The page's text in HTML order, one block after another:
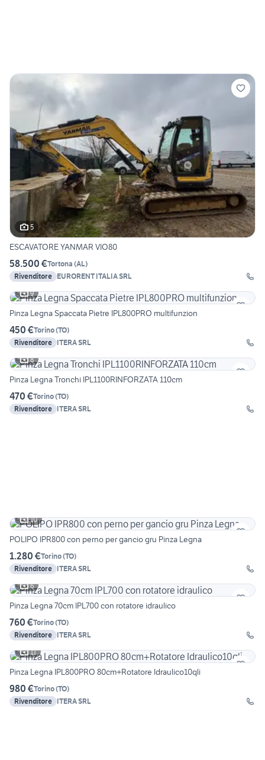
5
ESCAVATORE YANMAR VIO80
58.500 €Tortona (AL)
Rivenditore EURORENT ITALIA SRL
9
Pinza Legna Spaccata Pietre IPL800PRO multifunzion
450 €Torino(TO)
Rivenditore ITERA SRL
8
Pinza Legna Tronchi IPL1100RINFORZATA 110cm
470 €Torino(TO)
Rivenditore ITERA SRL
10
POLIPO IPR800 con perno per gancio gru Pinza Legna
1.280 €Torino(TO)
Rivenditore ITERA SRL
6
Pinza Legna 70cm IPL700 con rotatore idraulico
760 €Torino(TO)
Rivenditore ITERA SRL
11
Pinza Legna IPL800PRO 80cm+Rotatore Idraulico10qli
980 €Torino(TO)
Rivenditore ITERA SRL